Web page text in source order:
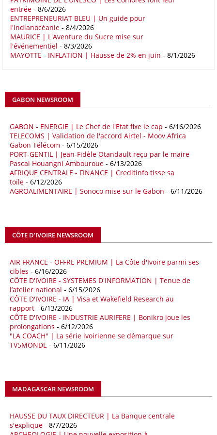
16/05/26 COMMERCE CHINE - AFRIQUE
Le déficit commercial de l’Afrique avec la Chine s’est creusé de 48,27
% au cours des quatre premiers mois de 2026 comparativement à la
même période de 2025 pour s’établir à 36,8 milliards de dollars, en
avril, à 81,82 milliards de dollars. Durant la même période, les
importations chinoises en provenance du continent ont atteint 45,02
quatre premiers mois de 2025.
09/05/26 ITALIE - LIBYE
Les deux pays veulent accélérer leurs projets gaziers communs, afin
de sécuriser davantage les approvisionnements énergétiques en
Méditerranée, dans un contexte marqué par des tensions
géopolitiques internationales et des perturbations sur le marché
mondial du gaz. Réunis à Rome le jeudi 7 mai, la Première ministre
coopération et les investissements dans le secteur énergétique. Cette
séquence survient alors que Rome cherche à réduire son exposition
18/04/26 ALGERIE - BP
La multinationale BP signe son retour en Algérie où un permis de
prospection d’hydrocarbures dans le bassin oriental lui a été attribué
par l’Agence nationale pour la valorisation des ressources en
hydrocarbures (ALNAFT). L’information rendue publique mercredi 15
avril par l’institution, intervient dans le cadre de sa politique de relance
de l’exploration. Le périmètre concerné se situe dans une zone de
l’est du pays jugée peu explorée malgré son potentiel. BP pourra y
lancer ses premières opérations de prospection sur le terrain portant
18/04/26 OUGANDA - CITIBANK
américaine Citibank pour arranger la mobilisation des financements
nécessaires à la construction du chemin de fer à écartement standard
entrée - 8/6/2026
ENTREPRENEURIAT BLEU | Un guide pour
l'Indianocéanie - 8/4/2026
MAURICE | L'Aventure du Sucre mise sur
l'événementiel - 8/3/2026
MAYOTTE - INFLATION | Hausse de 2% en juin - 8/1/2026
GABON NEWSROOM
GABON - ENERGIE | Le Chef de l'Etat fixe le cap - 6/16/2026
TELECOMS | Validation de l'accord Airtel - Moov Africa
Gabon Télécom - 6/15/2026
PORT-GENTIL | Jean-Fidèle Otandault reçu par le maire
Pascal Houangni Ambouroue - 6/13/2026
AFRIQUE CENTRALE - FINANCE | Creditinfo tisse sa
toile - 6/12/2026
AGROALIMENTAIRE | Sonoco mise sur le Gabon - 6/11/2026
CÔTE D'IVOIRE NEWSROOM
AIR FRANCE - OFFRE PREMIUM | La Côte d'Ivoire parmi ses
cibles - 6/16/2026
CÔTE D'IVOIRE - SYSTEMES D'INFORMATION | Tenue de
l’atelier national - 6/15/2026
CÔTE D'IVOIRE - IA | Visa et Wakefield Research au
rapport - 6/13/2026
CÔTE D'IVOIRE - INDUSTRIE AURIFERE | Bonikro joue les
prolongations - 6/12/2026
"LA COACH" | La série ivoirienne se démarque sur
TV5MONDE - 6/11/2026
MADAGASCAR NEWSROOM
HAUSSE DU TAUX DIRECTEUR | La Banque centrale
s'explique - 8/7/2026